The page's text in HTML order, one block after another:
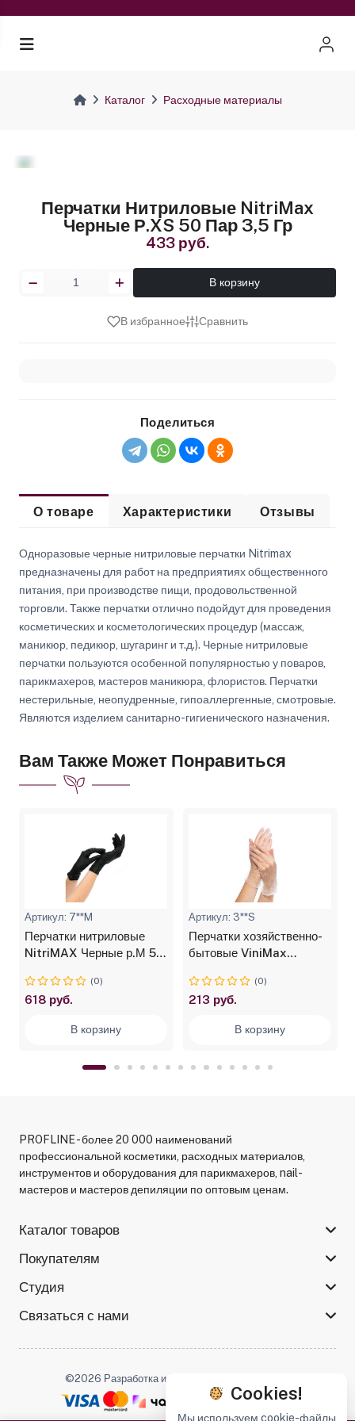
Каталог Расходные материалы
Перчатки Нитриловые NitriMax
Черные Р.XS 50 Пар 3,5 Гр
433 руб.
В корзину
В избранное Сравнить
Поделиться
О товаре Характеристики Отзывы
Одноразовые черные нитриловые перчатки Nitrimax
предназначены для работ на предприятиях общественного
питания, при производстве пищи, продовольственной
торговли. Также перчатки отлично подойдут для проведения
косметических и косметологических процедур (массаж,
маникюр, педикюр, шугаринг и т.д.). Черные нитриловые
перчатки пользуются особенной популярностью у поваров,
парикмахеров, мастеров маникюра, флористов. Перчатки
нестерильные, неопудренные, гипоаллергенные, смотровые.
Являются изделием санитарно-гигиенического назначения.
Вам Также Может Понравиться
Артикул: 7**M
Перчатки нитриловые
NitriMAX Черные р.М 50
(0)
618 руб.
В корзину
Артикул: 3**S
Перчатки хозяйственно-
бытовые ViniMax
гладкие прозрачные
Китай р.S
(0)
213 руб.
В корзину
PROFLINE - более 20 000 наименований
профессиональной косметики, расходных материалов,
инструментов и оборудования для парикмахеров, nail-
мастеров и мастеров депиляции по оптовым ценам.
Каталог товаров
Покупателям
Студия
Связаться с нами
©2026 Разработка и поддержка -
Cookies!
Мы используем cookie-файлы